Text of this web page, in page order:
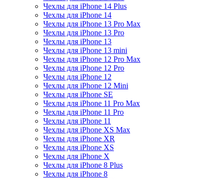
Чехлы для iPhone 14 Plus
Чехлы для iPhone 14
Чехлы для iPhone 13 Pro Max
Чехлы для iPhone 13 Pro
Чехлы для iPhone 13
Чехлы для iPhone 13 mini
Чехлы для iPhone 12 Pro Max
Чехлы для iPhone 12 Pro
Чехлы для iPhone 12
Чехлы для iPhone 12 Mini
Чехлы для iPhone SE
Чехлы для iPhone 11 Pro Max
Чехлы для iPhone 11 Pro
Чехлы для iPhone 11
Чехлы для iPhone XS Max
Чехлы для iPhone XR
Чехлы для iPhone XS
Чехлы для iPhone X
Чехлы для iPhone 8 Plus
Чехлы для iPhone 8